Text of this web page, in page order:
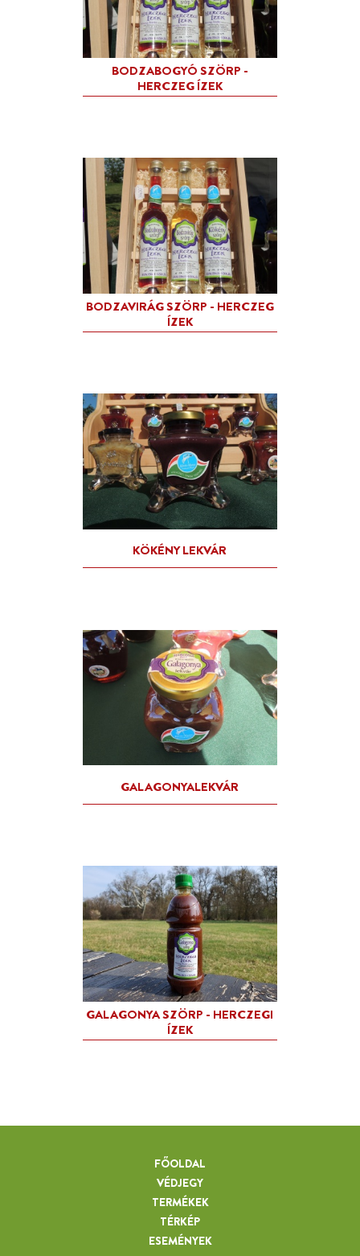
SZÁRÍTOTT DIÓ LEVÉL
ZÖLD DIÓ LEKVÁR
ZÖLD DIÓ BEFŐTT
KÖKÉNY SZÖRP - HERCZEG
FŐOLDAL
VÉDJEGY
TERMÉKEK
TÉRKÉP
ESEMÉNYEK